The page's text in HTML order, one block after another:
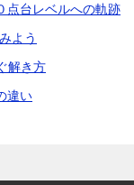
点台レベルへの軌跡
よう
解き方
違い